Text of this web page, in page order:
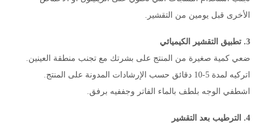
الأخرى قبل يومين من التقشير.
3. تطبيق التقشير الكيميائي
ضعي كمية صغيرة من المنتج على بشرتك مع تجنب منطقة العينين.
اتركيه لمدة 5-10 دقائق حسب الإرشادات المدونة على المنتج.
اشطفي الوجه بلطف بالماء الفاتر وجففيه برفق.
4. الترطيب بعد التقشير